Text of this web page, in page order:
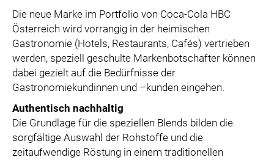
Die neue Marke im Portfolio von Coca-Cola HBC
Österreich wird vorrangig in der heimischen
Gastronomie (Hotels, Restaurants, Cafés) vertrieben
werden, speziell geschulte Markenbotschafter können
dabei gezielt auf die Bedürfnisse der
Gastronomiekundinnen und –kunden eingehen.
Authentisch nachhaltig
Die Grundlage für die speziellen Blends bilden die
sorgfältige Auswahl der Rohstoffe und die
zeitaufwendige Röstung in einem traditionellen